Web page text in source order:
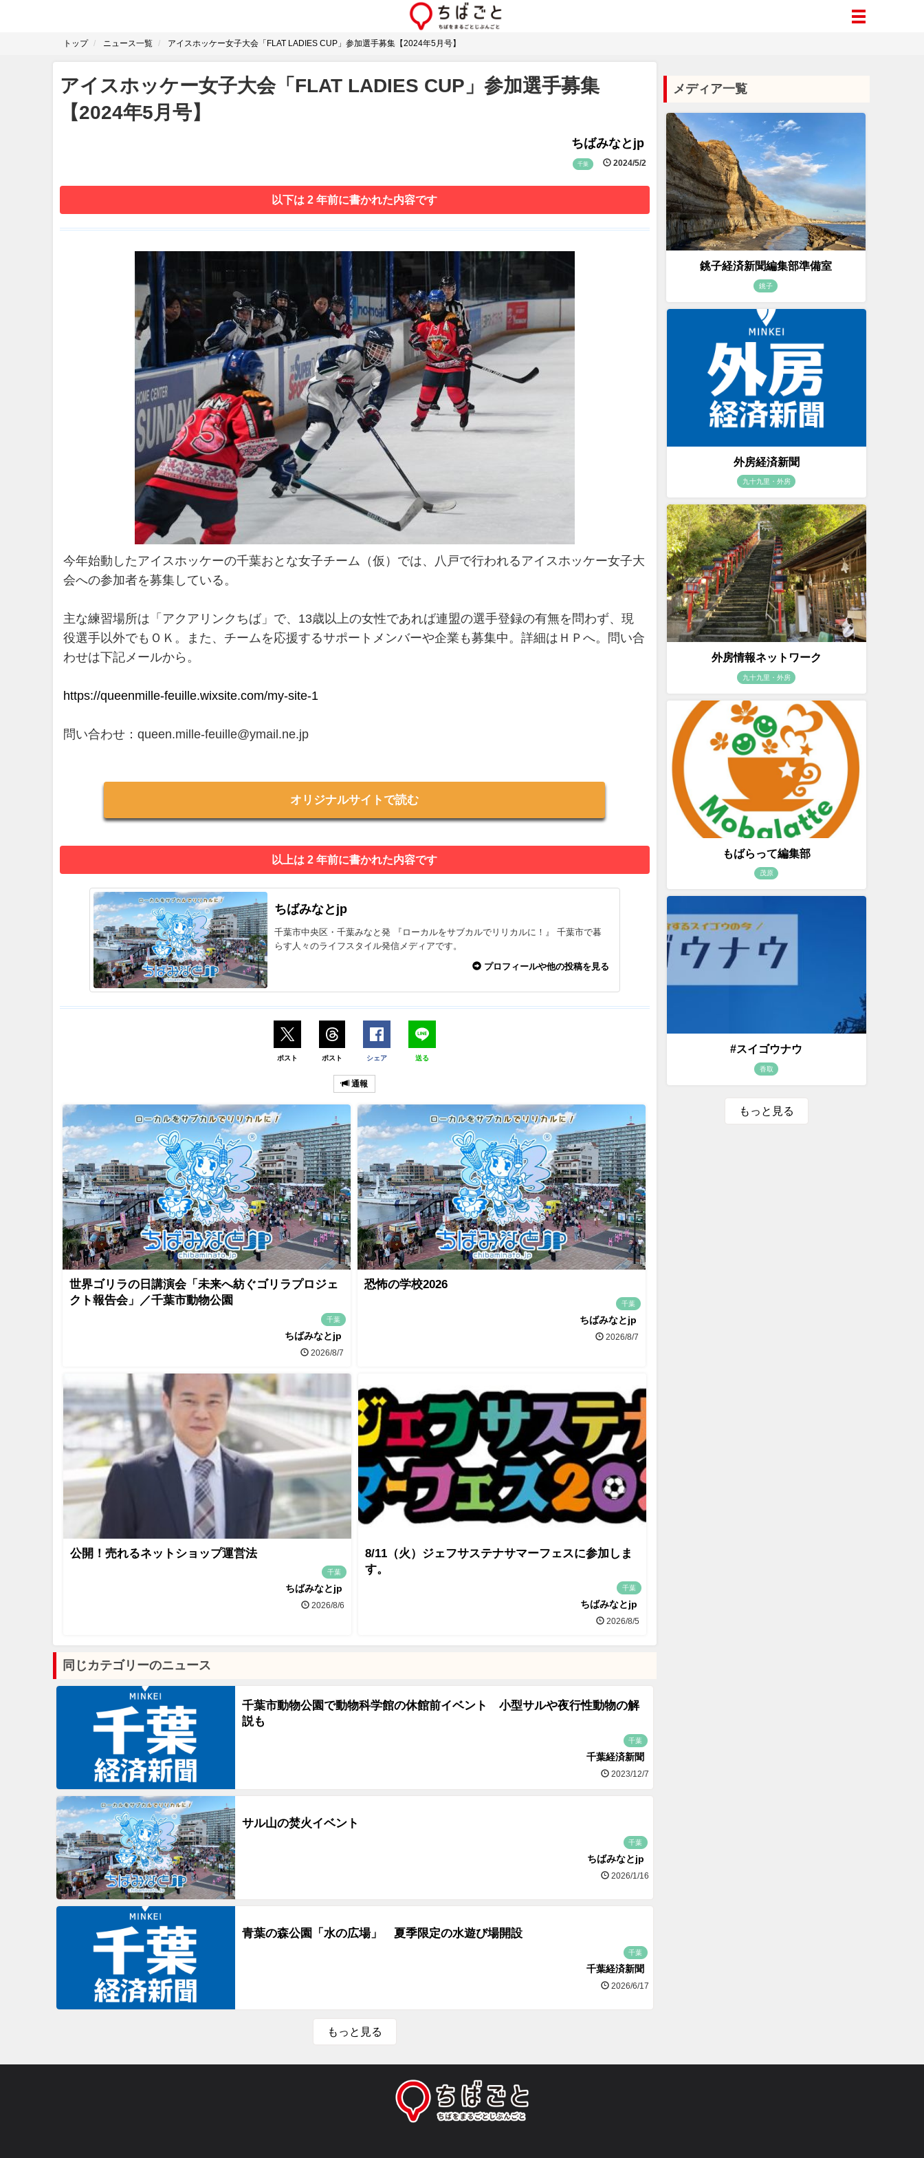
トップ ニュース一覧 アイスホッケー女子大会「FLAT LADIES CUP」参加選手募集【2024年5月号】
アイスホッケー女子大会「FLAT LADIES CUP」参加選手募集
【2024年5月号】
ちばみなとjp
千葉 2024/5/2
以下は 2 年前に書かれた内容です
今年始動したアイスホッケーの千葉おとな女子チーム（仮）では、八戸で行われるアイスホッケー女子大
会への参加者を募集している。
主な練習場所は「アクアリンクちば」で、13歳以上の女性であれば連盟の選手登録の有無を問わず、現
役選手以外でもＯＫ。また、チームを応援するサポートメンバーや企業も募集中。詳細はＨＰへ。問い合
わせは下記メールから。
https://queenmille-feuille.wixsite.com/my-site-1
問い合わせ：queen.mille-feuille@ymail.ne.jp
オリジナルサイトで読む
以上は 2 年前に書かれた内容です
ちばみなとjp
千葉市中央区・千葉みなと発 『ローカルをサブカルでリリカルに！』 千葉市で暮
らす人々のライフスタイル発信メディアです。
プロフィールや他の投稿を見る
ポスト ポスト シェア 送る
通報
世界ゴリラの日講演会「未来へ紡ぐゴリラプロジェ
クト報告会」／千葉市動物公園
千葉
ちばみなとjp
2026/8/7
恐怖の学校2026
千葉
ちばみなとjp
2026/8/7
公開！売れるネットショップ運営法
千葉
ちばみなとjp
2026/8/6
8/11（火）ジェフサステナサマーフェスに参加しま
す。
千葉
ちばみなとjp
2026/8/5
同じカテゴリーのニュース
千葉市動物公園で動物科学館の休館前イベント 小型サルや夜行性動物の解
説も
千葉
千葉経済新聞
2023/12/7
サル山の焚火イベント
千葉
ちばみなとjp
2026/1/16
青葉の森公園「水の広場」 夏季限定の水遊び場開設
千葉
千葉経済新聞
2026/6/17
もっと見る
メディア一覧
銚子経済新聞編集部準備室
銚子
外房経済新聞
九十九里・外房
外房情報ネットワーク
九十九里・外房
もばらって編集部
茂原
#スイゴウナウ
香取
もっと見る